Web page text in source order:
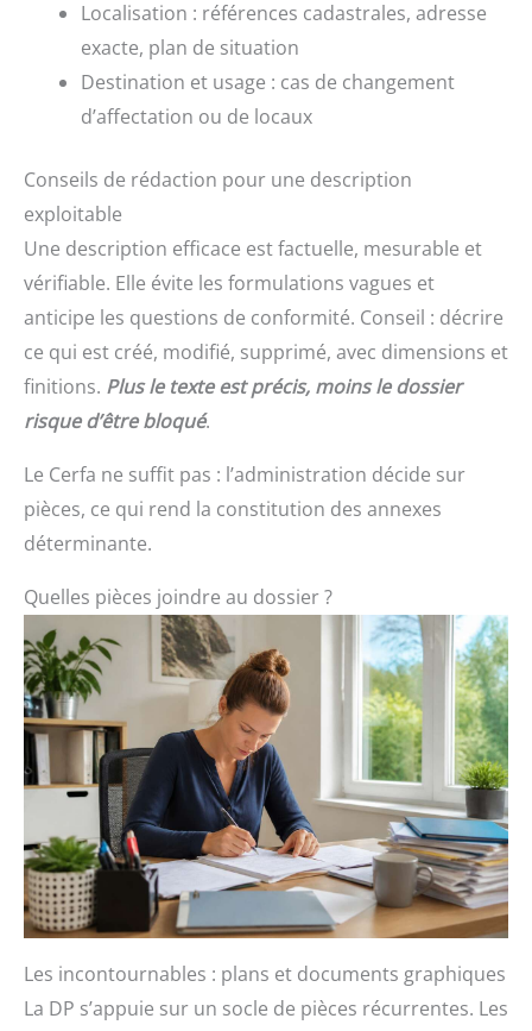
Localisation : références cadastrales, adresse
exacte, plan de situation
Destination et usage : cas de changement
d’affectation ou de locaux
Conseils de rédaction pour une description
exploitable
Une description efficace est factuelle, mesurable et
vérifiable. Elle évite les formulations vagues et
anticipe les questions de conformité. Conseil : décrire
ce qui est créé, modifié, supprimé, avec dimensions et
finitions. Plus le texte est précis, moins le dossier
risque d’être bloqué.
Le Cerfa ne suffit pas : l’administration décide sur
pièces, ce qui rend la constitution des annexes
déterminante.
Quelles pièces joindre au dossier ?
Les incontournables : plans et documents graphiques
La DP s’appuie sur un socle de pièces récurrentes. Les